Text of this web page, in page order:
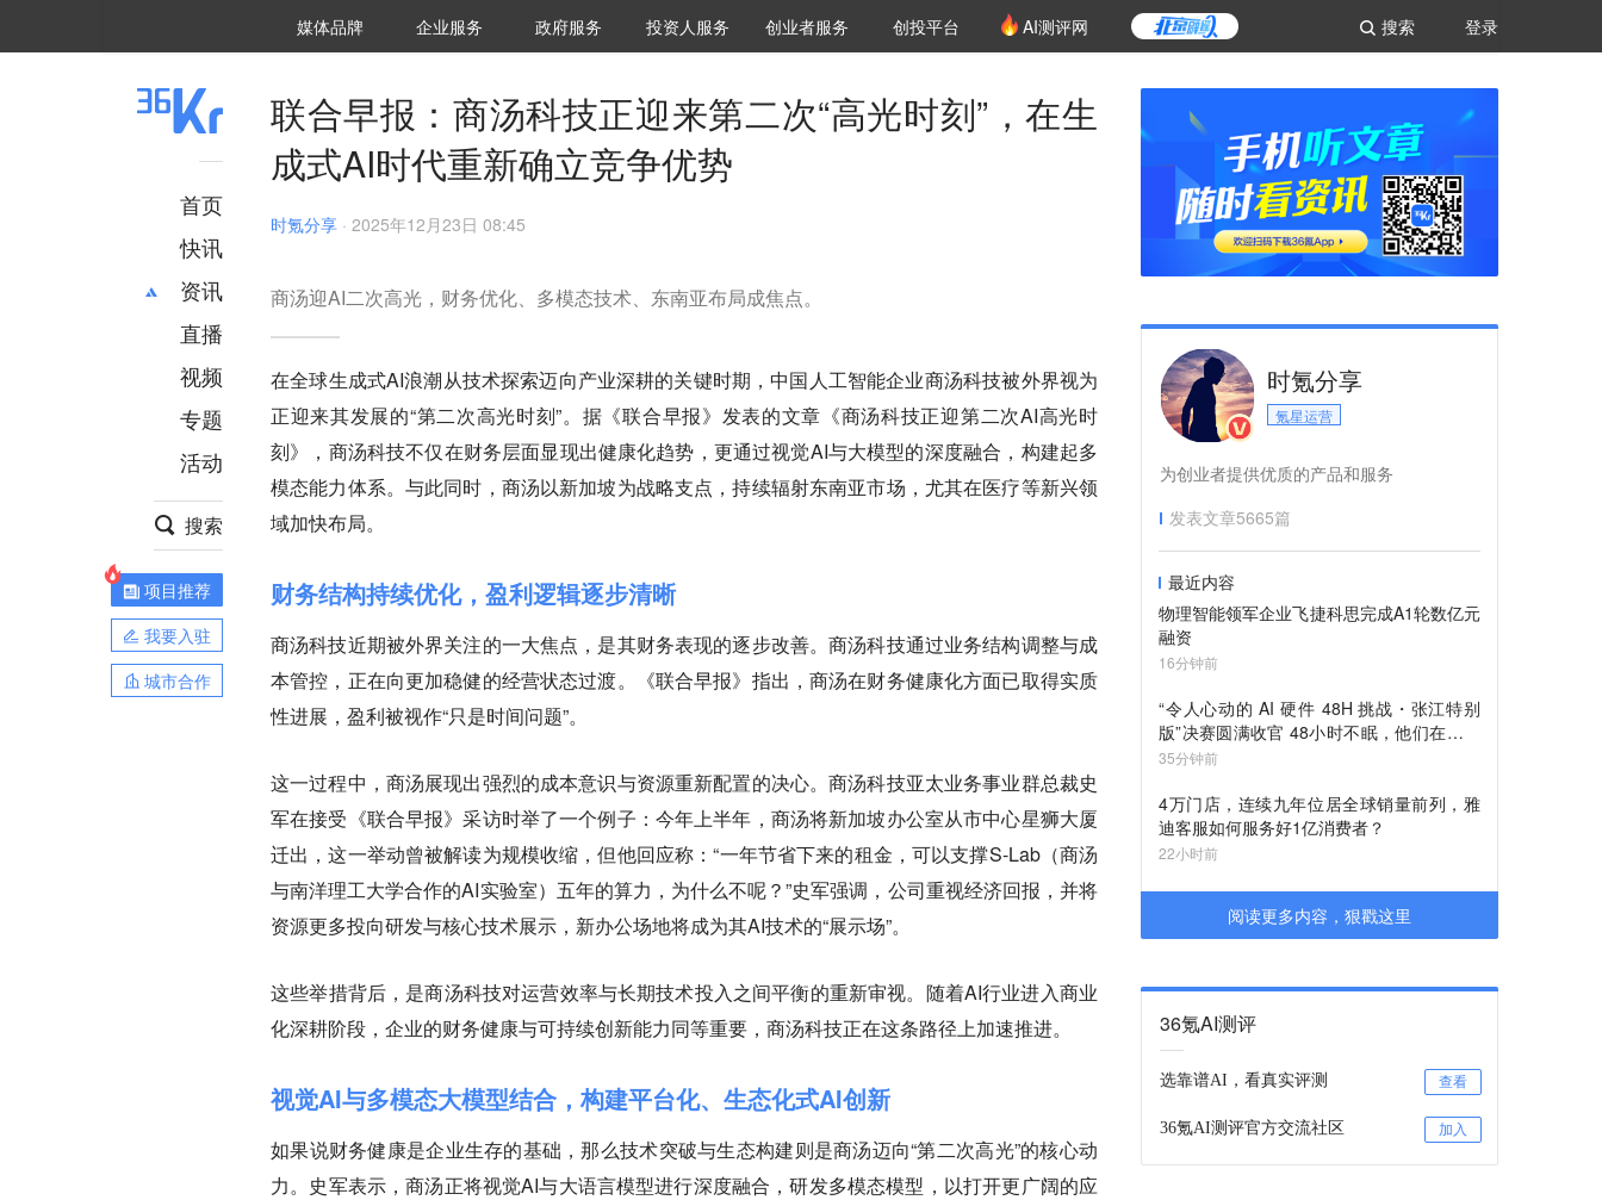
登录
搜索
媒体品牌 36Kr研究院
企业服务 城市之窗
政府服务 VClub投资机构库
投资机构职位推介
投资人服务 创投氪堂
创业者服务 创投平台 AI测评网
首页
快讯
资讯
推荐
财经
项目推荐
安徽
直播
视频
专题
活动
搜索
项目推荐
我要入驻
城市合作
联合早报：商汤科技正迎来第二次“高光时刻”，在生
成式AI时代重新确立竞争优势
时氪分享 · 2025年12月23日 08:45
商汤迎AI二次高光，财务优化、多模态技术、东南亚布局成焦点。
在全球生成式AI浪潮从技术探索迈向产业深耕的关键时期，中国人工智能企业商汤科技被外界视为
正迎来其发展的“第二次高光时刻”。据《联合早报》发表的文章《商汤科技正迎第二次AI高光时
刻》，商汤科技不仅在财务层面显现出健康化趋势，更通过视觉AI与大模型的深度融合，构建起多
模态能力体系。与此同时，商汤以新加坡为战略支点，持续辐射东南亚市场，尤其在医疗等新兴领
域加快布局。
财务结构持续优化，盈利逻辑逐步清晰
商汤科技近期被外界关注的一大焦点，是其财务表现的逐步改善。商汤科技通过业务结构调整与成
本管控，正在向更加稳健的经营状态过渡。《联合早报》指出，商汤在财务健康化方面已取得实质
性进展，盈利被视作“只是时间问题”。
这一过程中，商汤展现出强烈的成本意识与资源重新配置的决心。商汤科技亚太业务事业群总裁史
军在接受《联合早报》采访时举了一个例子：今年上半年，商汤将新加坡办公室从市中心星狮大厦
迁出，这一举动曾被解读为规模收缩，但他回应称：“一年节省下来的租金，可以支撑S-Lab（商汤
与南洋理工大学合作的AI实验室）五年的算力，为什么不呢？”史军强调，公司重视经济回报，并将
资源更多投向研发与核心技术展示，新办公场地将成为其AI技术的“展示场”。
这些举措背后，是商汤科技对运营效率与长期技术投入之间平衡的重新审视。随着AI行业进入商业
化深耕阶段，企业的财务健康与可持续创新能力同等重要，商汤科技正在这条路径上加速推进。
视觉AI与多模态大模型结合，构建平台化、生态化式AI创新
如果说财务健康是企业生存的基础，那么技术突破与生态构建则是商汤迈向“第二次高光”的核心动
力。史军表示，商汤正将视觉AI与大语言模型进行深度融合，研发多模态模型，以打开更广阔的应
时氪分享
氪星运营
为创业者提供优质的产品和服务
发表文章5665篇
最近内容
物理智能领军企业飞捷科思完成A1轮数亿元
融资
16分钟前
“令人心动的 AI 硬件 48H 挑战・张江特别
版”决赛圆满收官 48小时不眠，他们在张江
AI小镇手搓了些什么？ 张江AI小镇的夏夜，
件！哪款原型机让你怦然心动？
35分钟前
4万门店，连续九年位居全球销量前列，雅
迪客服如何服务好1亿消费者？
22小时前
阅读更多内容，狠戳这里
36氪AI测评
选靠谱AI，看真实评测 查看
36氪AI测评官方交流社区 加入